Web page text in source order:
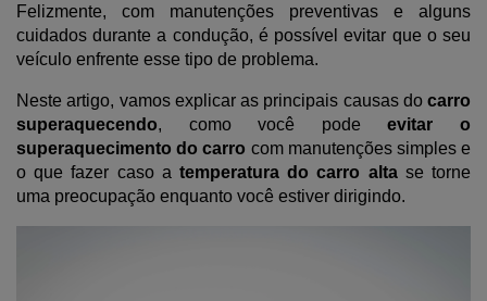
Felizmente, com manutenções preventivas e alguns
cuidados durante a condução, é possível evitar que o seu
veículo enfrente esse tipo de problema.
Neste artigo, vamos explicar as principais causas do carro
superaquecendo, como você pode evitar o
superaquecimento do carro com manutenções simples e
o que fazer caso a temperatura do carro alta se torne
uma preocupação enquanto você estiver dirigindo.